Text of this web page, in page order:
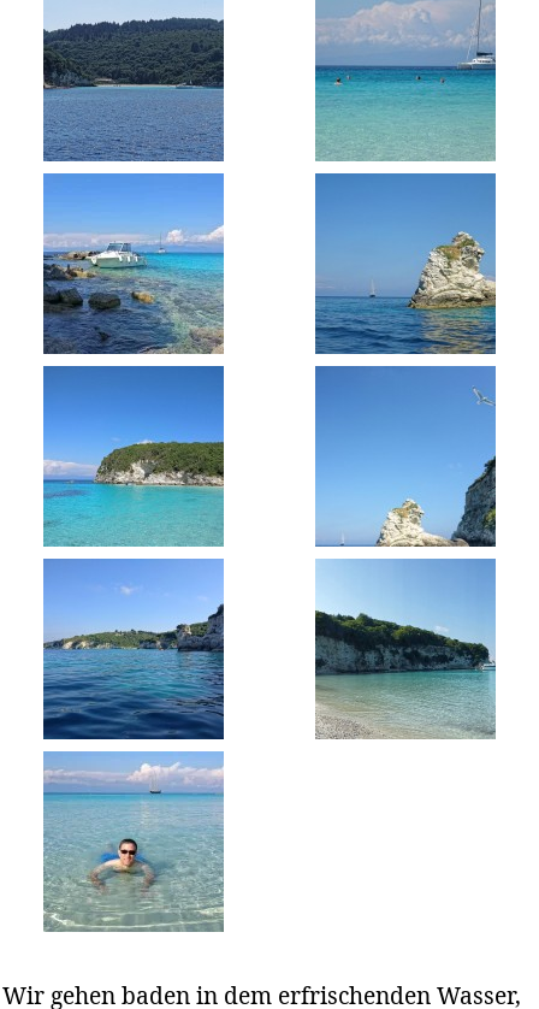
Wir gehen baden in dem erfrischenden Wasser,